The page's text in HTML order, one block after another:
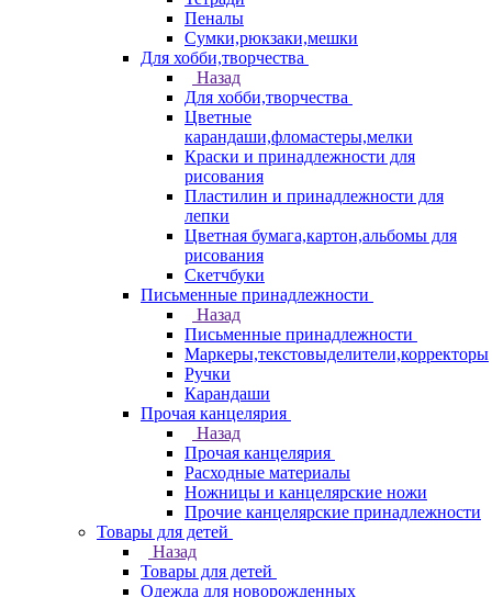
Пеналы
Сумки,рюкзаки,мешки
Для хобби,творчества
Назад
Для хобби,творчества
Цветные
карандаши,фломастеры,мелки
Краски и принадлежности для
рисования
Пластилин и принадлежности для
лепки
Цветная бумага,картон,альбомы для
рисования
Скетчбуки
Письменные принадлежности
Назад
Письменные принадлежности
Маркеры,текстовыделители,корректоры
Ручки
Карандаши
Прочая канцелярия
Назад
Прочая канцелярия
Расходные материалы
Ножницы и канцелярские ножи
Прочие канцелярские принадлежности
Товары для детей
Назад
Товары для детей
Одежда для новорожденных